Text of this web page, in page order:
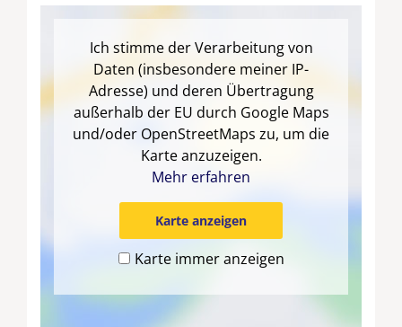
Ich stimme der Verarbeitung von
Daten (insbesondere meiner IP-
Adresse) und deren Übertragung
außerhalb der EU durch Google Maps
und/oder OpenStreetMaps zu, um die
Karte anzuzeigen.
Mehr erfahren
Karte anzeigen
Karte immer anzeigen